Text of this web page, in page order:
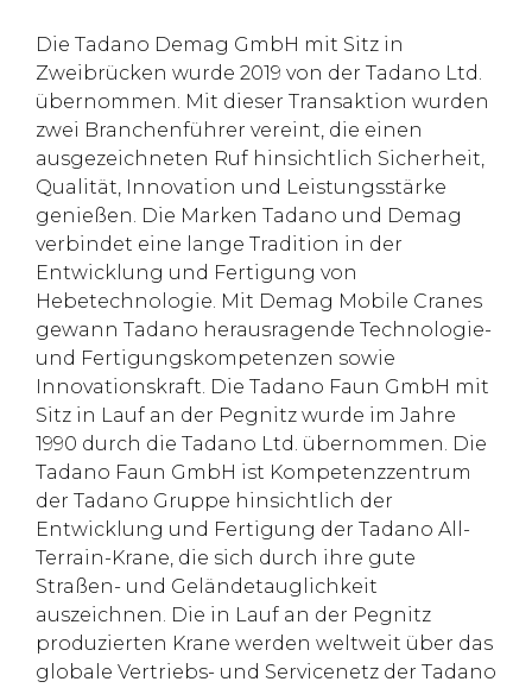
Die Tadano Demag GmbH mit Sitz in
Zweibrücken wurde 2019 von der Tadano Ltd.
übernommen. Mit dieser Transaktion wurden
zwei Branchenführer vereint, die einen
ausgezeichneten Ruf hinsichtlich Sicherheit,
Qualität, Innovation und Leistungsstärke
genießen. Die Marken Tadano und Demag
verbindet eine lange Tradition in der
Entwicklung und Fertigung von
Hebetechnologie. Mit Demag Mobile Cranes
gewann Tadano herausragende Technologie-
und Fertigungskompetenzen sowie
Innovationskraft. Die Tadano Faun GmbH mit
Sitz in Lauf an der Pegnitz wurde im Jahre
1990 durch die Tadano Ltd. übernommen. Die
Tadano Faun GmbH ist Kompetenzzentrum
der Tadano Gruppe hinsichtlich der
Entwicklung und Fertigung der Tadano All-
Terrain-Krane, die sich durch ihre gute
Straßen- und Geländetauglichkeit
auszeichnen. Die in Lauf an der Pegnitz
produzierten Krane werden weltweit über das
globale Vertriebs- und Servicenetz der Tadano